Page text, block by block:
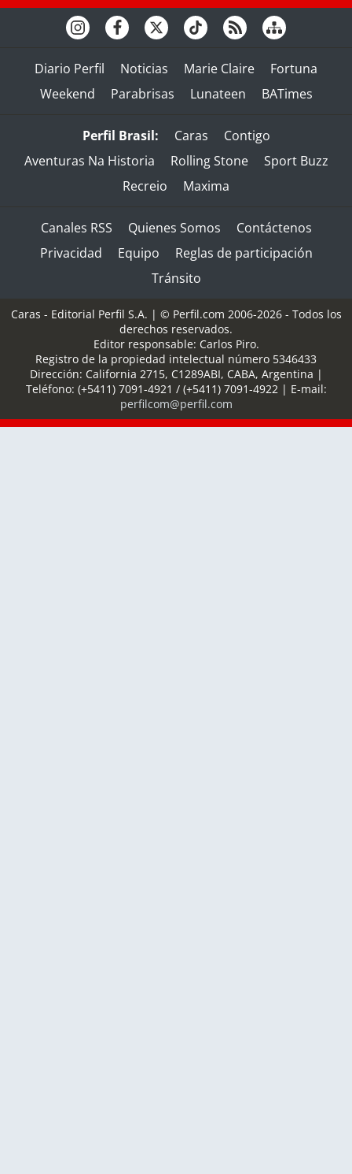
Diario Perfil Noticias Marie Claire
Fortuna
Weekend
Parabrisas Lunateen BATimes
Perfil Brasil: Caras
Contigo
Aventuras Na Historia
Rolling Stone
Sport Buzz
Recreio
Maxima
Canales RSS Quienes Somos
Contáctenos
Privacidad
Equipo
Reglas de participación
Tránsito
Caras - Editorial Perfil S.A. | © Perfil.com 2006-2026 - Todos los
derechos reservados.
Editor responsable: Carlos Piro.
Registro de la propiedad intelectual número 5346433
Dirección: California 2715, C1289ABI, CABA, Argentina |
Teléfono: (+5411) 7091-4921 / (+5411) 7091-4922 | E-mail:
perfilcom@perfil.com